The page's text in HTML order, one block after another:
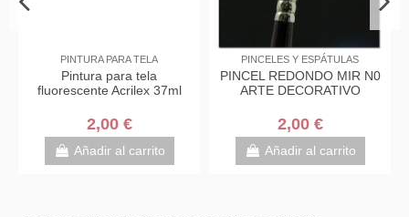
PINTURA PARA TELA
Pintura para tela
fluorescente Acrilex 37ml
2,00 €
Añadir al carrito
PINCELES Y ESPÁTULAS
PINCEL REDONDO MIR N0
ARTE DECORATIVO
2,00 €
Añadir al carrito